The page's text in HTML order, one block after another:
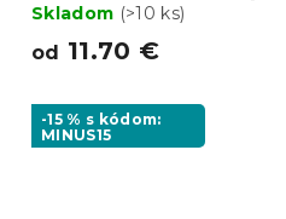
Skladom (>10 ks)
od 11.70 €
-15 % s kódom:
MINUS15